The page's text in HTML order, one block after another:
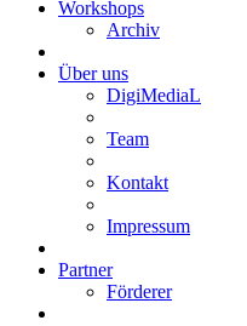
Workshops
Archiv
Über uns
DigiMediaL
Team
Kontakt
Impressum
Partner
Förderer